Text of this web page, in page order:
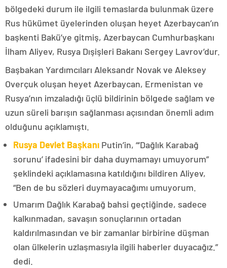
bölgedeki durum ile ilgili temaslarda bulunmak üzere
Rus hükümet üyelerinden oluşan heyet Azerbaycan’ın
başkenti Bakü’ye gitmiş, Azerbaycan Cumhurbaşkanı
İlham Aliyev, Rusya Dışişleri Bakanı Sergey Lavrov’dur.
Başbakan Yardımcıları Aleksandr Novak ve Aleksey
Overçuk oluşan heyet Azerbaycan, Ermenistan ve
Rusya’nın imzaladığı üçlü bildirinin bölgede sağlam ve
uzun süreli barışın sağlanması açısından önemli adım
olduğunu açıklamıştı.
Rusya Devlet Başkanı Putin’in, “‘Dağlık Karabağ
sorunu’ ifadesini bir daha duymamayı umuyorum”
şeklindeki açıklamasına katıldığını bildiren Aliyev,
“Ben de bu sözleri duymayacağımı umuyorum.
Umarım Dağlık Karabağ bahsi geçtiğinde, sadece
kalkınmadan, savaşın sonuçlarının ortadan
kaldırılmasından ve bir zamanlar birbirine düşman
olan ülkelerin uzlaşmasıyla ilgili haberler duyacağız.”
dedi.